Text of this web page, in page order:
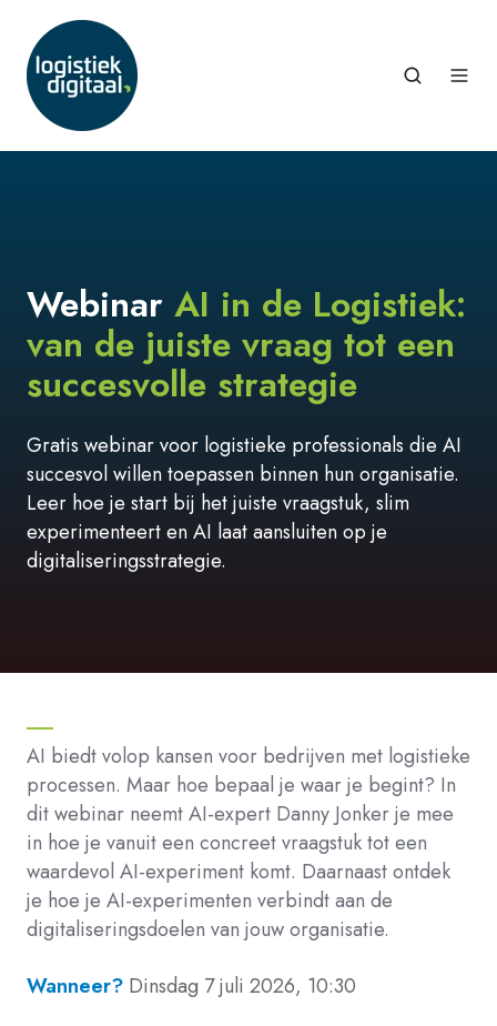
Webinar AI in de Logistiek:
van de juiste vraag tot een
succesvolle strategie
Gratis webinar voor logistieke professionals die AI
succesvol willen toepassen binnen hun organisatie.
Leer hoe je start bij het juiste vraagstuk, slim
experimenteert en AI laat aansluiten op je
digitaliseringsstrategie.
AI biedt volop kansen voor bedrijven met logistieke
processen. Maar hoe bepaal je waar je begint? In
dit webinar neemt AI-expert Danny Jonker je mee
in hoe je vanuit een concreet vraagstuk tot een
waardevol AI-experiment komt. Daarnaast ontdek
je hoe je AI-experimenten verbindt aan de
digitaliseringsdoelen van jouw organisatie.
Wanneer? Dinsdag 7 juli 2026, 10:30